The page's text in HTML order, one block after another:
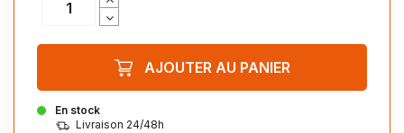
En stock
Livraison 24/48h
AJOUTER AU PANIER